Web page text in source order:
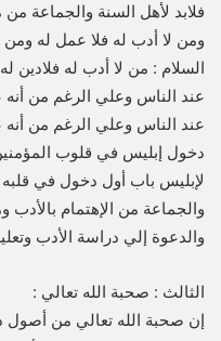
فلابد لأهل السنة والجماعة
ومن لا أدب له فلا عمل له ومن
السلام : من لا أدب له فلادين
عند الناس وعلي الرغم من أنه
عند الناس وعلي الرغم من أنه
دخول إبليس في قلوب
لإبليس باب أول دخول في قلبه
والجماعة من الإهتمام بالأدب
والدعوة إلي دراسة الأدب
الثالث : صحبة الله تعالي :
إن صحبة الله تعالي من أصول